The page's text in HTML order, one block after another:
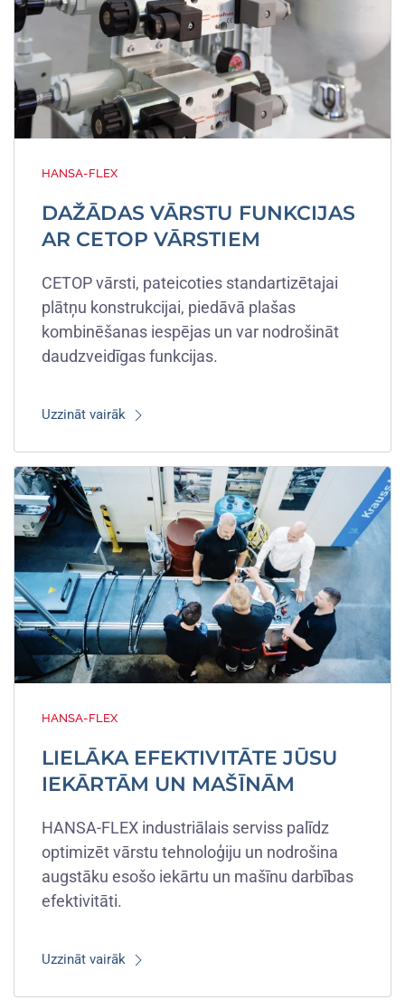
HANSA-FLEX
DAŽĀDAS VĀRSTU FUNKCIJAS
AR CETOP VĀRSTIEM
CETOP vārsti, pateicoties standartizētajai
plātņu konstrukcijai, piedāvā plašas
kombinēšanas iespējas un var nodrošināt
daudzveidīgas funkcijas.
Uzzināt vairāk
HANSA-FLEX
LIELĀKA EFEKTIVITĀTE JŪSU
IEKĀRTĀM UN MAŠĪNĀM
HANSA-FLEX industriālais serviss palīdz
optimizēt vārstu tehnoloģiju un nodrošina
augstāku esošo iekārtu un mašīnu darbības
efektivitāti.
Uzzināt vairāk